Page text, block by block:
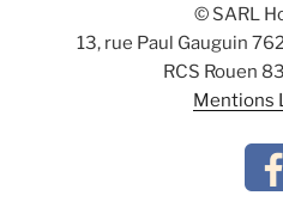
© SARL
13, rue Paul Gauguin
RCS Rouen
Mentions